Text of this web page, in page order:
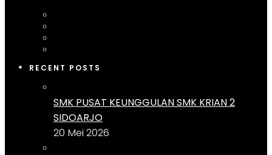
RECENT POSTS
SMK PUSAT KEUNGGULAN SMK KRIAN 2
SIDOARJO
20 Mei 2026